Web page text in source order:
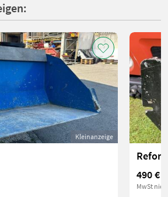
Kleinanzeige
490 €
MwSt